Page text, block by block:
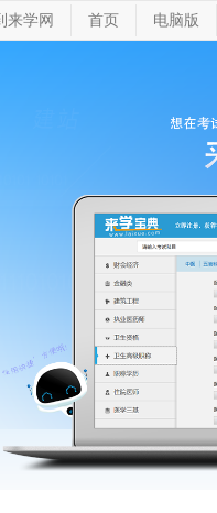
来学网 首页 电脑版